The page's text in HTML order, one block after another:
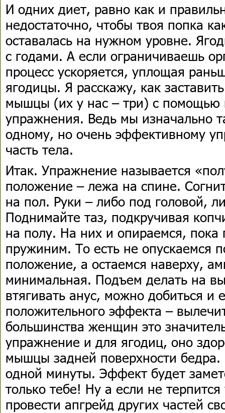
И одних диет, равно как и
недостаточно, чтобы твоя попка
оставалась на нужном уровне.
с годами. А если ограничиваешь
процесс ускоряется, уплощая
ягодицы. Я расскажу, как
мышцы (их у нас – три) с помощью
упражнения. Ведь мы изначально
одному, но очень эффективному
часть тела.
Итак. Упражнение называется
положение – лежа на спине.
на пол. Руки – либо под головой,
Поднимайте таз, подкручивая
на полу. На них и опираемся,
пружиним. То есть не опускаемся
положение, а остаемся наверху,
минимальная. Подъем делать на
втягивать анус, можно добиться и
положительного эффекта –
большинства женщин это
упражнение и для ягодиц, оно
мышцы задней поверхности
одной минуты. Эффект будет
только тебе! Ну а если не
провести апгрейд других частей